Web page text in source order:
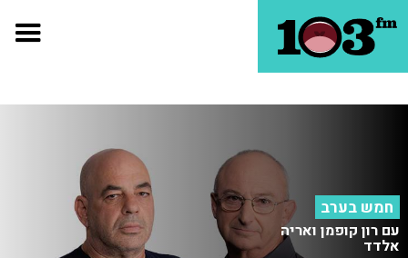
חמש בערב
עם רון קופמן ואריה
אלדד